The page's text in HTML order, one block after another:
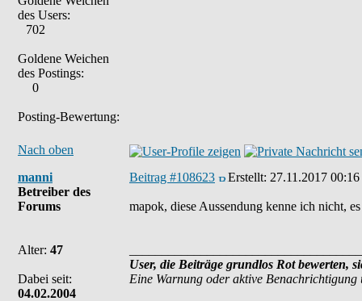
des Users:
702
Goldene Weichen
des Postings:
0
Posting-Bewertung:
Nach oben
manni
Betreiber des
Forums
Alter: 47
Dabei seit:
04.02.2004
Beitrag #108623 Erstellt: 27.11.2017 00:16
mapok, diese Aussendung kenne ich nicht,
User, die Beiträge grundlos Rot bewerten,
Eine Warnung oder aktive